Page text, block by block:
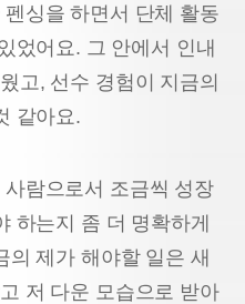
싱을 하면서 단체 활동
었어요. 그 안에서 인내
고, 선수 경험이 지금의
같아요.
람으로서 조금씩 성장
하는지 좀 더 명확하게
의 제가 해야할 일은 새
저 다운 모습으로 받아